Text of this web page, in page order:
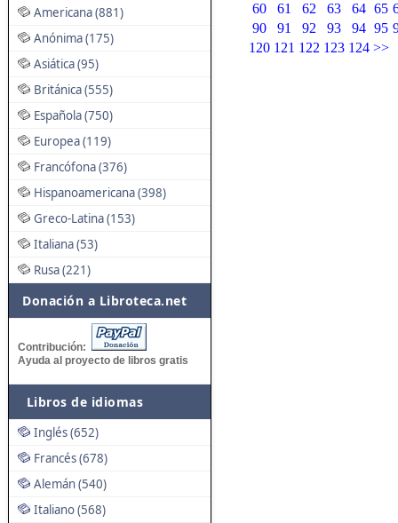
Americana (881)
Anónima (175)
Asiática (95)
Británica (555)
Española (750)
Europea (119)
Francófona (376)
Hispanoamericana (398)
Greco-Latina (153)
Italiana (53)
Rusa (221)
Donación a Libroteca.net
Contribución:
Ayuda al proyecto de libros gratis
Libros de idiomas
Inglés (652)
Francés (678)
Alemán (540)
Italiano (568)
60
61 62 63 64 65
90
91 92 93 94 95
120 121 122 123 124 >>